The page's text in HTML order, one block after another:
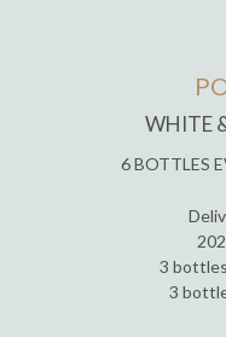
WHITE
6 BOTTLES
3
3